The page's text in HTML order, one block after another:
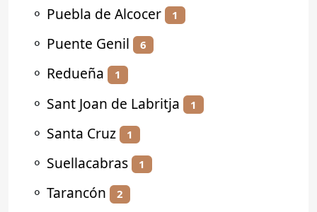
⚬ Puebla de Alcocer 1
⚬ Puente Genil 6
⚬ Redueña 1
⚬ Sant Joan de Labritja 1
⚬ Santa Cruz 1
⚬ Suellacabras 1
⚬ Tarancón 2